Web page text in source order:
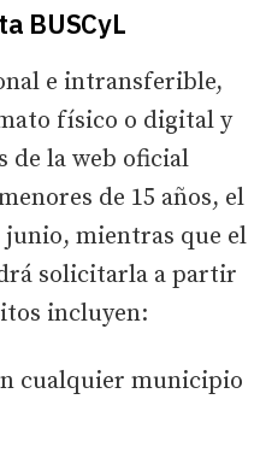
BUSCyL
e intransferible,
físico o digital y
de la web oficial
de 15 años, el
junio, mientras que el
solicitarla a partir
incluyen:
cualquier municipio